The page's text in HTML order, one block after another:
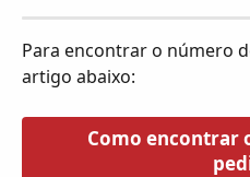
Para encontrar o número
artigo abaixo:
Como encontrar